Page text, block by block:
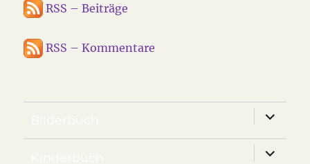
RSS – Beiträge
RSS – Kommentare